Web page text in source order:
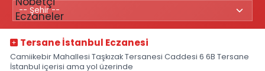
Tersane İstanbul Eczanesi
Camiikebir Mahallesi Taşkızak Tersanesi Caddesi 6 6B Tersane
İstanbul içerisi ama yol üzerinde